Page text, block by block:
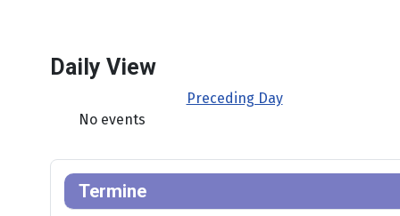
Daily View
Preceding Day
No events
Termine